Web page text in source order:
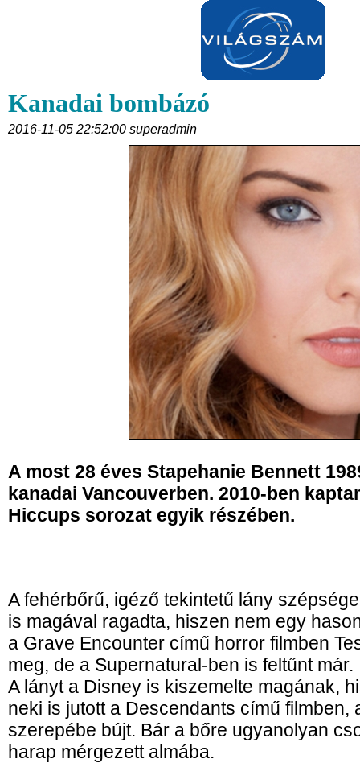
Kanadai bombázó
2016-11-05 22:52:00 superadmin
A most 28 éves Stapehanie Bennett
kanadai Vancouverben. 2010-ben
Hiccups sorozat egyik részében.
A fehérbőrű, igéző tekintetű lány
is magával ragadta, hiszen nem egy
a Grave Encounter című horror filmben
meg, de a Supernatural-ben is feltűnt már.
A lányt a Disney is kiszemelte magának,
neki is jutott a Descendants című filmben,
szerepébe bújt. Bár a bőre ugyanolyan
harap mérgezett almába.